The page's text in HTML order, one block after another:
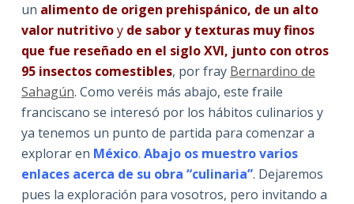
un alimento de origen prehispánico, de un alto
valor nutritivoy de sabor y texturas muy finos
que fue reseñado en el siglo XVI, junto con otros
95 insectos comestibles, por fray Bernardino de
Sahagún. Como veréis más abajo, este fraile
franciscano se interesó por los hábitos culinarios y
ya tenemos un punto de partida para comenzar a
explorar en México. Abajo os muestro varios
enlaces acerca de su obra “culinaria”. Dejaremos
pues la exploración para vosotros, pero invitando a